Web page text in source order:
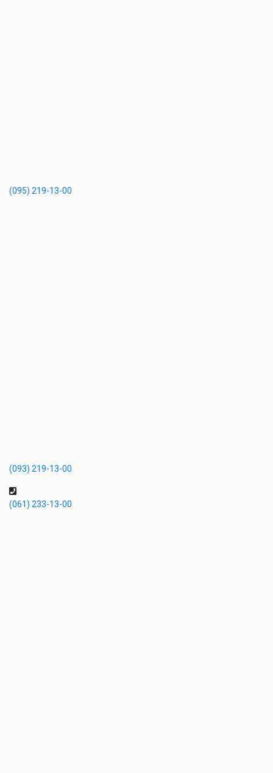
(095) 219-13-00
(093) 219-13-00
(061) 233-13-00